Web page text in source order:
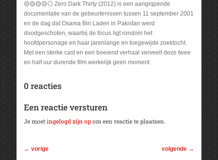
🟡🟡🟡🟡⚪ Zero Dark Thirty (2012) is een aangrijpende
documentatie van de gebeurtenissen tussen 11 september 2001
en de dag dat Osama Bin Laden in Pakistan werd
doodgeschoten, waarbij de focus ligt rondom het
hoofdpersonage en haar jarenlange en toegewijde zoektocht.
Met een sterke cast en een boeiend verhaal verveelt deze twee
en half uur durende film werkelijk geen moment.
0 reacties
Een reactie versturen
Je moetingelogd zijn opom een reactie te plaatsen.
← vorige volgende →